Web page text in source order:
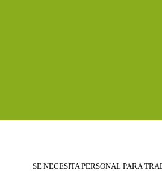
SE NECESITA PERSONAL PARA